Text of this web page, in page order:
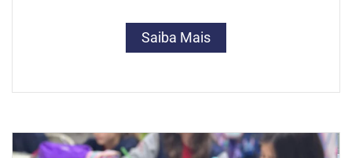
Saiba Mais